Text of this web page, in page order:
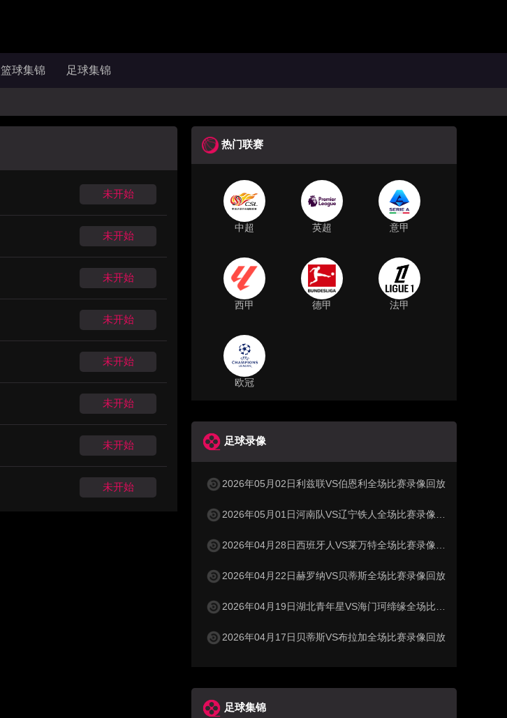
篮球集锦 足球集锦
未开始
未开始
未开始
未开始
未开始
未开始
未开始
未开始
热门联赛
中超 英超 意甲
西甲 德甲 法甲
欧冠
足球录像
2026年05月02日利兹联VS伯恩利全场比赛录像回放
2026年05月01日河南队VS辽宁铁人全场比赛录像回放
2026年04月28日西班牙人VS莱万特全场比赛录像回放
2026年04月22日赫罗纳VS贝蒂斯全场比赛录像回放
2026年04月19日湖北青年星VS海门珂缔缘全场比赛录像回放
2026年04月17日贝蒂斯VS布拉加全场比赛录像回放
足球集锦